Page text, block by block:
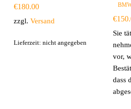
€180.00
zzgl. Versand
Lieferzeit: nicht angegeben
€
Sie
vor,
dass